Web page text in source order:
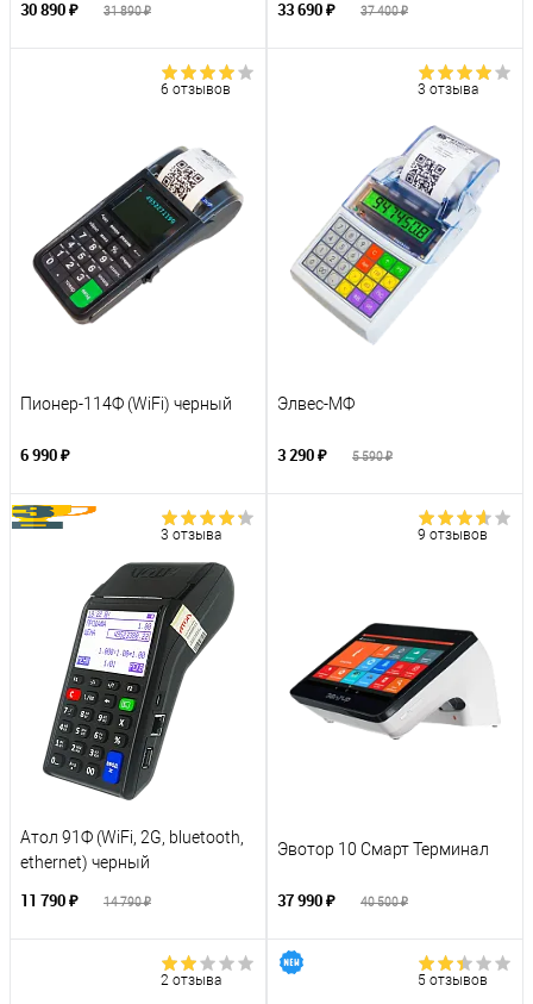
30 890 ₽ 31 890 ₽ 33 690 ₽ 37 400 ₽
6 отзывов
Пионер-114Ф (WiFi) черный
6 990 ₽
3 отзыва
Элвес-МФ
3 290 ₽ 5 590 ₽
3 отзыва
Атол 91Ф (WiFi, 2G, bluetooth,
ethernet) черный
11 790 ₽ 14 790 ₽
9 отзывов
Эвотор 10 Смарт Терминал
37 990 ₽ 40 500 ₽
2 отзыва 5 отзывов